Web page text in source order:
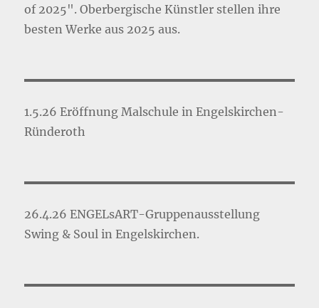
of 2025". Oberbergische Künstler stellen ihre
besten Werke aus 2025 aus.
1.5.26 Eröffnung Malschule in Engelskirchen-
Ründeroth
26.4.26 ENGELsART-Gruppenausstellung
Swing & Soul in Engelskirchen.